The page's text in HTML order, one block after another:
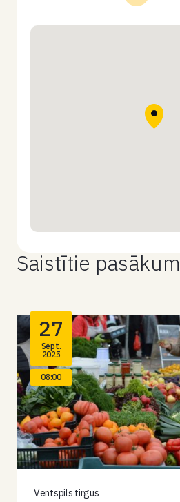
Saistītie
27
Sept.
2025
08:00
Ventspils tirgus